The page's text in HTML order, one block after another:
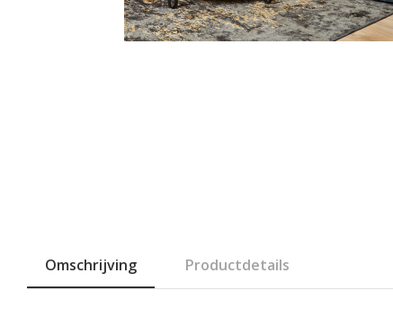
Omschrijving Productdetails